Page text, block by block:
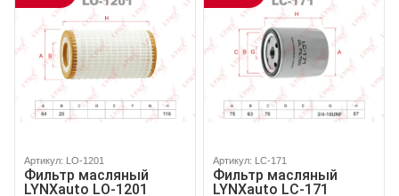
Артикул: LO-1201
Фильтр масляный
LYNXauto LO-1201
Артикул: LC-171
Фильтр масляный
LYNXauto LC-171